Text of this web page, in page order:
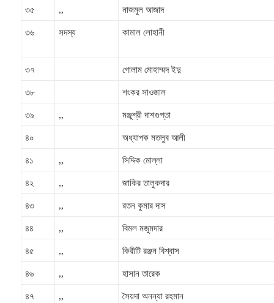
৩৫
,,
নাজমুল আজাদ
৩৬
সদস্য কামাল লোহানী
৩৭
গোলাম মোহাম্মদ ইদু
৩৮
শংকর সাওজাল
৩৯
,,
মঞ্জুশ্রী দাশগুপ্তা
৪০
অধ্যাপক মতলুব আলী
৪১
,,
সিদ্দিক মোল্লা
৪২
,,
জাকির তালুকদার
৪৩
,,
রতন কুমার দাস
৪৪
,,
বিমল মজুমদার
৪৫
,,
কিরীটি রঞ্জন বিশ্বাস
৪৬
,,
হাসান তারেক
৪৭
,,
সৈয়দা অনন্যা রহমান